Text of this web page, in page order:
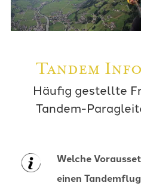
Tandem
Häufig gestellte
Tandem-
Welche
einen